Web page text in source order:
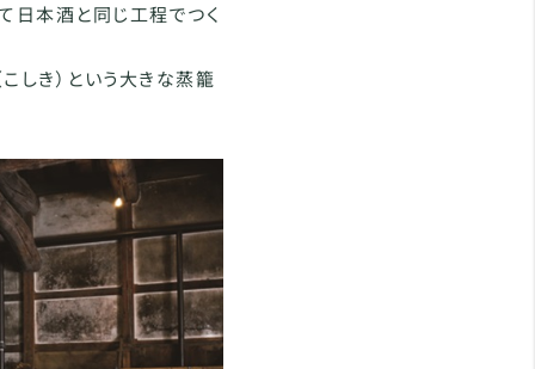
日本酒と同じ工程でつく
しき）という大きな蒸籠